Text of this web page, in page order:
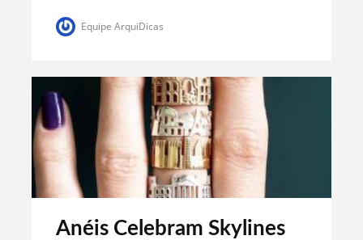
Equipe ArquiDicas
Anéis Celebram Skylines